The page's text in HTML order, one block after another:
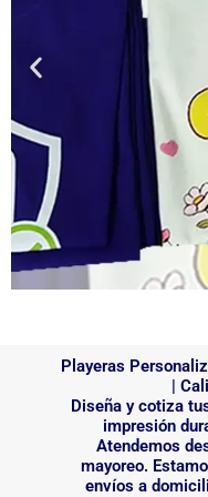
Playeras
|
Diseña y cotiza
impresión
Atendemos
mayoreo.
envíos a